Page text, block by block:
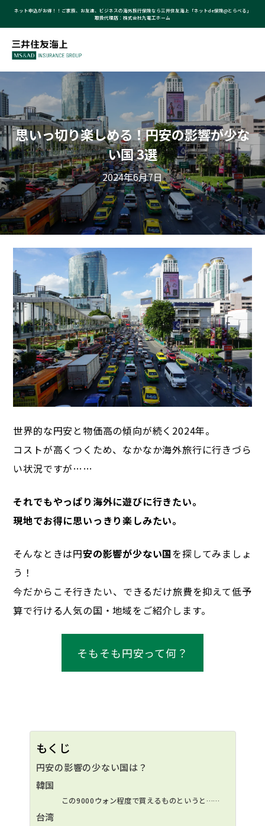
ネット申込がお得！！ご家族、お友達、ビジネスの海外旅行保険なら三井住友海上「ネットde保険@とらべる」
取扱代理店：株式会社九電工ホーム
思いっ切り楽しめる！円安の影響が少な
い国 3選
2024年6月7日
世界的な円安と物価高の傾向が続く2024年。
コストが高くつくため、なかなか海外旅行に行きづら
い状況ですが……
それでもやっぱり海外に遊びに行きたい。
現地でお得に思いっきり楽しみたい。
そんなときは円安の影響が少ない国を探してみましょ
う！
今だからこそ行きたい、できるだけ旅費を抑えて低予
算で行ける人気の国・地域をご紹介します。
そもそも円安って何？
もくじ
円安の影響の少ない国は？
韓国
この9000ウォン程度で買えるものというと……
台湾